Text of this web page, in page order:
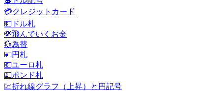
💳クレジットカード
💵 ドル札
💸飛んでいくお金
💱為替
💴円札
💶ユーロ札
💷ポンド札
💹折れ線グラフ（上昇）と円記号